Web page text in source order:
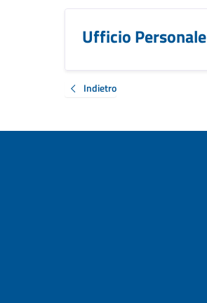
Ufficio Personale
Indietro